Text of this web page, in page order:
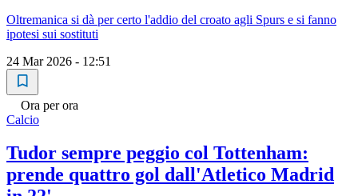
Oltremanica si dà per certo l'addio del croato agli Spurs e si fanno
ipotesi sui sostituti
24 Mar 2026 - 12:51
Ora per ora
Calcio
Tudor sempre peggio col Tottenham:
prende quattro gol dall'Atletico Madrid